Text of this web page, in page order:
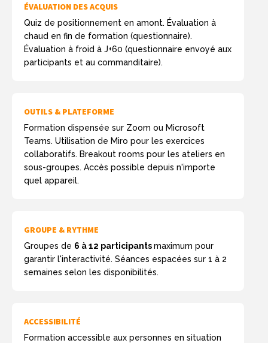
ÉVALUATION DES ACQUIS
Quiz de positionnement en amont. Évaluation à
chaud en fin de formation (questionnaire).
Évaluation à froid à J+60 (questionnaire envoyé aux
participants et au commanditaire).
OUTILS & PLATEFORME
Formation dispensée sur Zoom ou Microsoft
Teams. Utilisation de Miro pour les exercices
collaboratifs. Breakout rooms pour les ateliers en
sous-groupes. Accès possible depuis n'importe
quel appareil.
GROUPE & RYTHME
Groupes de 6 à 12 participantsmaximum pour
garantir l'interactivité. Séances espacées sur 1 à 2
semaines selon les disponibilités.
ACCESSIBILITÉ
Formation accessible aux personnes en situation